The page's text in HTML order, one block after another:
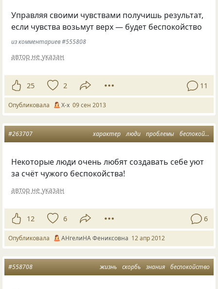
Управляя своими чувствами получишь результат,
если чувства возьмут верх — будет беспокойство
из комментариев #555808
автор не указан
25 2 11
Опубликовала X-x 09 сен 2013
характер люди проблемы беспокойство
#263707
Некоторые люди очень любят создавать себе уют
за счёт чужого беспокойства!
автор не указан
12 6 6
Опубликовала АНгелиНА Фениксовна 12 апр 2012
жизнь скорбь знания беспокойство
#558708